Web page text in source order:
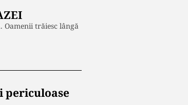
Oamenii trăiesc lângă
periculoase